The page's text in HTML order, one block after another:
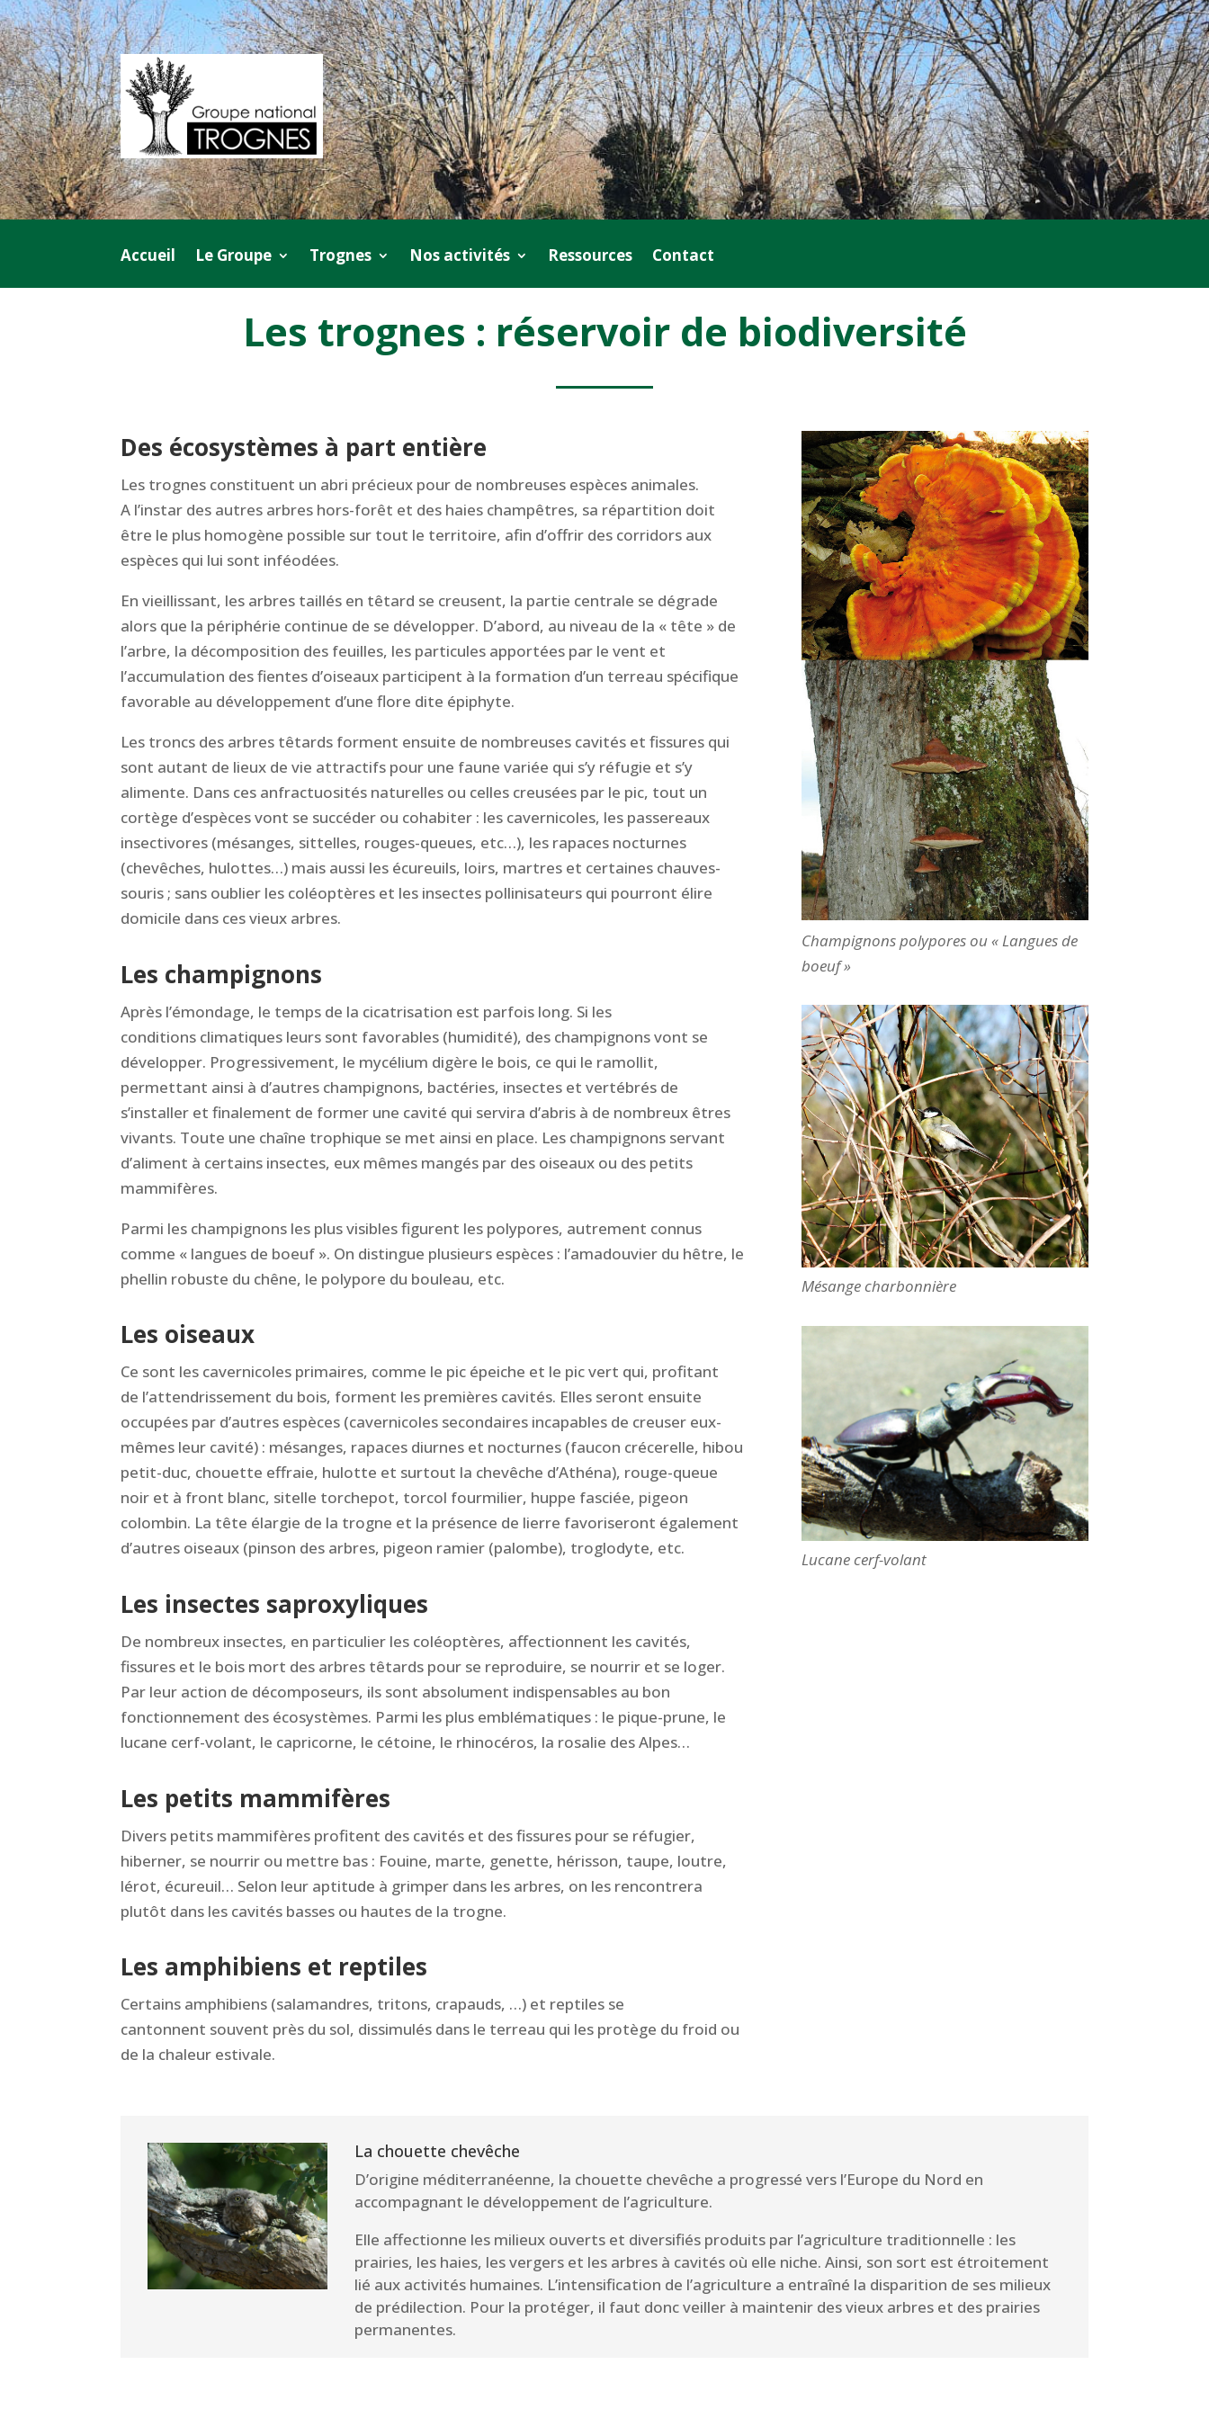
Accueil Le Groupe Trognes Nos activités Ressources Contact
Les trognes : réservoir de biodiversité
Des écosystèmes à part entière
Les trognes constituent un abri précieux pour de nombreuses espèces animales.
A l’instar des autres arbres hors-forêt et des haies champêtres, sa répartition doit
être le plus homogène possible sur tout le territoire, afin d’offrir des corridors aux
espèces qui lui sont inféodées.
En vieillissant, les arbres taillés en têtard se creusent, la partie centrale se dégrade
alors que la périphérie continue de se développer. D’abord, au niveau de la « tête » de
l’arbre, la décomposition des feuilles, les particules apportées par le vent et
l’accumulation des fientes d’oiseaux participent à la formation d’un terreau spécifique
favorable au développement d’une flore dite épiphyte.
Les troncs des arbres têtards forment ensuite de nombreuses cavités et fissures qui
sont autant de lieux de vie attractifs pour une faune variée qui s’y réfugie et s’y
alimente. Dans ces anfractuosités naturelles ou celles creusées par le pic, tout un
cortège d’espèces vont se succéder ou cohabiter : les cavernicoles, les passereaux
insectivores (mésanges, sittelles, rouges-queues, etc…), les rapaces nocturnes
(chevêches, hulottes…) mais aussi les écureuils, loirs, martres et certaines chauves-
souris ; sans oublier les coléoptères et les insectes pollinisateurs qui pourront élire
domicile dans ces vieux arbres.
Les champignons
Après l’émondage, le temps de la cicatrisation est parfois long. Si les
conditions climatiques leurs sont favorables (humidité), des champignons vont se
développer. Progressivement, le mycélium digère le bois, ce qui le ramollit,
permettant ainsi à d’autres champignons, bactéries, insectes et vertébrés de
s’installer et finalement de former une cavité qui servira d’abris à de nombreux êtres
vivants. Toute une chaîne trophique se met ainsi en place. Les champignons servant
d’aliment à certains insectes, eux mêmes mangés par des oiseaux ou des petits
mammifères.
Parmi les champignons les plus visibles figurent les polypores, autrement connus
comme « langues de boeuf ». On distingue plusieurs espèces : l’amadouvier du hêtre, le
phellin robuste du chêne, le polypore du bouleau, etc.
Les oiseaux
Ce sont les cavernicoles primaires, comme le pic épeiche et le pic vert qui, profitant
de l’attendrissement du bois, forment les premières cavités. Elles seront ensuite
occupées par d’autres espèces (cavernicoles secondaires incapables de creuser eux-
mêmes leur cavité) : mésanges, rapaces diurnes et nocturnes (faucon crécerelle, hibou
petit-duc, chouette effraie, hulotte et surtout la chevêche d’Athéna), rouge-queue
noir et à front blanc, sitelle torchepot, torcol fourmilier, huppe fasciée, pigeon
colombin. La tête élargie de la trogne et la présence de lierre favoriseront également
d’autres oiseaux (pinson des arbres, pigeon ramier (palombe), troglodyte, etc.
Les insectes saproxyliques
De nombreux insectes, en particulier les coléoptères, affectionnent les cavités,
fissures et le bois mort des arbres têtards pour se reproduire, se nourrir et se loger.
Par leur action de décomposeurs, ils sont absolument indispensables au bon
fonctionnement des écosystèmes. Parmi les plus emblématiques : le pique-prune, le
lucane cerf-volant, le capricorne, le cétoine, le rhinocéros, la rosalie des Alpes…
Les petits mammifères
Divers petits mammifères profitent des cavités et des fissures pour se réfugier,
hiberner, se nourrir ou mettre bas : Fouine, marte, genette, hérisson, taupe, loutre,
lérot, écureuil… Selon leur aptitude à grimper dans les arbres, on les rencontrera
plutôt dans les cavités basses ou hautes de la trogne.
Les amphibiens et reptiles
Certains amphibiens (salamandres, tritons, crapauds, …) et reptiles se
cantonnent souvent près du sol, dissimulés dans le terreau qui les protège du froid ou
de la chaleur estivale.
Champignons polypores ou « Langues de
boeuf »
Mésange charbonnière
Lucane cerf-volant
La chouette chevêche
D’origine méditerranéenne, la chouette chevêche a progressé vers l’Europe du Nord en
accompagnant le développement de l’agriculture.
Elle affectionne les milieux ouverts et diversifiés produits par l’agriculture traditionnelle : les
prairies, les haies, les vergers et les arbres à cavités où elle niche. Ainsi, son sort est étroitement
lié aux activités humaines. L’intensification de l’agriculture a entraîné la disparition de ses milieux
de prédilection. Pour la protéger, il faut donc veiller à maintenir des vieux arbres et des prairies
permanentes.